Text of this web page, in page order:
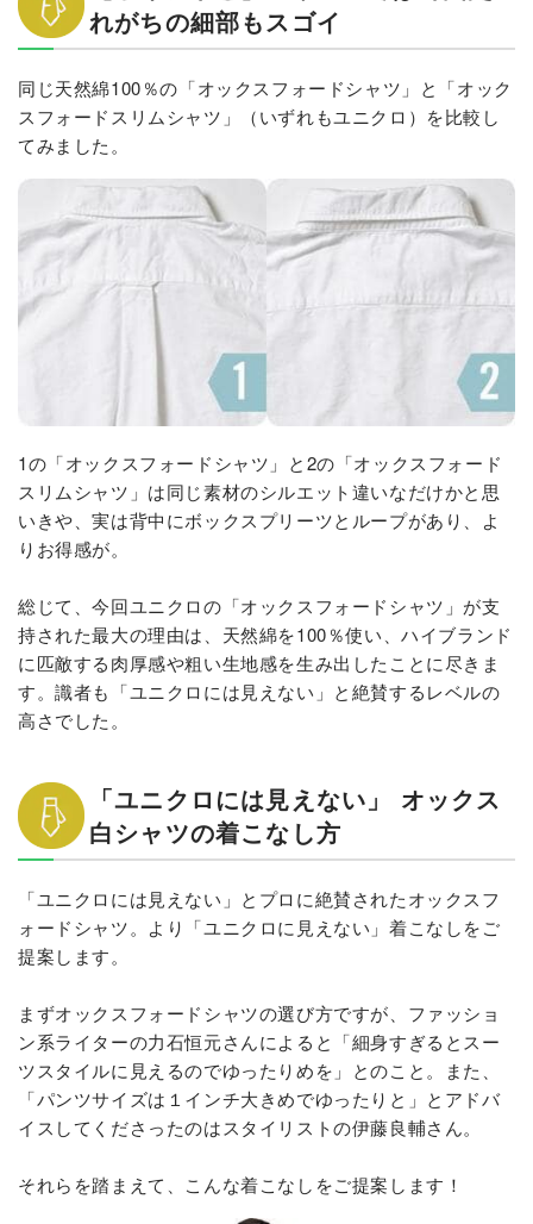
れがちの細部もスゴイ
同じ天然綿100％の「オックスフォードシャツ」と「オック
スフォードスリムシャツ」（いずれもユニクロ）を比較し
てみました。
1の「オックスフォードシャツ」と2の「オックスフォード
スリムシャツ」は同じ素材のシルエット違いなだけかと思
いきや、実は背中にボックスプリーツとループがあり、よ
りお得感が。
総じて、今回ユニクロの「オックスフォードシャツ」が支
持された最大の理由は、天然綿を100％使い、ハイブランド
に匹敵する肉厚感や粗い生地感を生み出したことに尽きま
す。識者も「ユニクロには見えない」と絶賛するレベルの
高さでした。
「ユニクロには見えない」 オックス
白シャツの着こなし方
「ユニクロには見えない」とプロに絶賛されたオックスフ
ォードシャツ。より「ユニクロに見えない」着こなしをご
提案します。
まずオックスフォードシャツの選び方ですが、ファッショ
ン系ライターの力石恒元さんによると「細身すぎるとスー
ツスタイルに見えるのでゆったりめを」とのこと。また、
「パンツサイズは１インチ大きめでゆったりと」とアドバ
イスしてくださったのはスタイリストの伊藤良輔さん。
それらを踏まえて、こんな着こなしをご提案します！